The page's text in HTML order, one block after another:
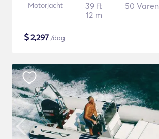
Motorjacht
39 ft
12 m
50 Varen
$2,297 /dag